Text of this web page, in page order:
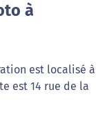
à
est localisé à
est 14 rue de la